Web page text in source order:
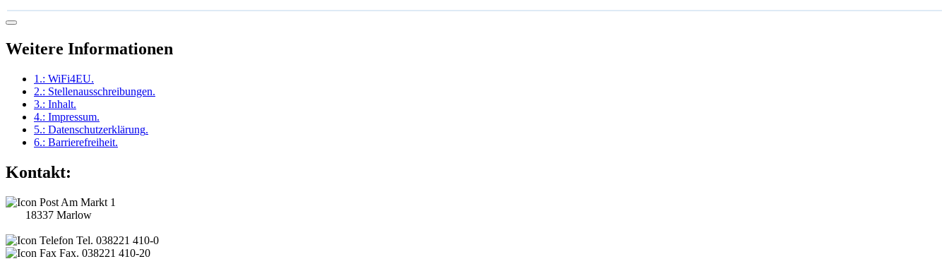
Weitere Informationen
1.: WiFi4EU.
2.: Stellenausschreibungen.
3.: Inhalt.
4.: Impressum.
5.: Datenschutzerklärung.
6.: Barrierefreiheit.
Kontakt:
Am Markt 1
18337 Marlow
Tel. 038221 410-0
Fax. 038221 410-20